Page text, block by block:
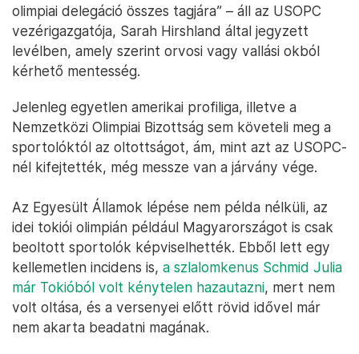
olimpiai delegáció összes tagjára” – áll az USOPC
vezérigazgatója, Sarah Hirshland által jegyzett
levélben, amely szerint orvosi vagy vallási okból
kérhető mentesség.
Jelenleg egyetlen amerikai profiliga, illetve a
Nemzetközi Olimpiai Bizottság sem követeli meg a
sportolóktól az oltottságot, ám, mint azt az USOPC-
nél kifejtették, még messze van a járvány vége.
Az Egyesült Államok lépése nem példa nélküli, az
idei tokiói olimpián például Magyarországot is csak
beoltott sportolók képviselhették. Ebből lett egy
kellemetlen incidens is, a szlalomkenus Schmid Julia
már Tokióból volt kénytelen hazautazni, mert nem
volt oltása, és a versenyei előtt rövid idővel már
nem akarta beadatni magának.